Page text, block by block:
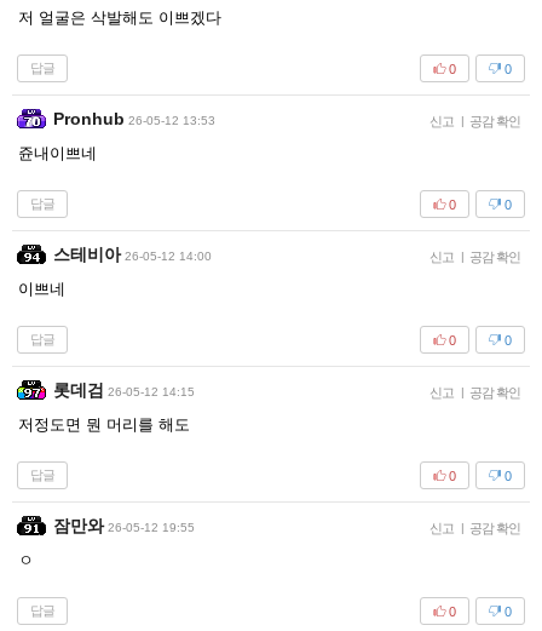
저 얼굴은 삭발해도 이쁘겠다
답글 0
0
Pronhub 26-05-12 13:53 신고 | 공감 확인
쥰내이쁘네
답글 0
0
스테비아 26-05-12 14:00 신고 | 공감 확인
이쁘네
답글 0
0
롯데검 26-05-12 14:15 신고 | 공감 확인
저정도면 뭔 머리를 해도
답글 0
0
잠만와 26-05-12 19:55 신고 | 공감 확인
ㅇ
답글 0
0